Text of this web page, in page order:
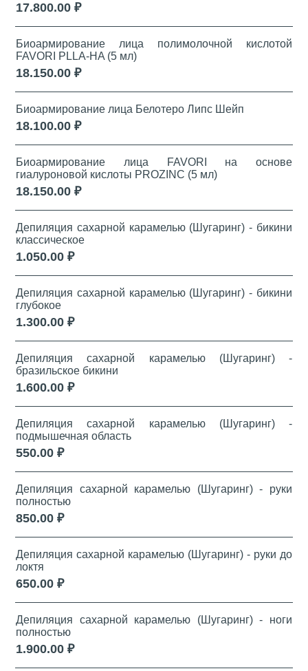
17.800.00 ₽
Биоармирование лица полимолочной кислотой
FAVORI PLLA-HA (5 мл)
18.150.00 ₽
Биоармирование лица Белотеро Липс Шейп
18.100.00 ₽
Биоармирование лица FAVORI на основе
гиалуроновой кислоты PROZINC (5 мл)
18.150.00 ₽
Депиляция сахарной карамелью (Шугаринг) - бикини
классическое
1.050.00 ₽
Депиляция сахарной карамелью (Шугаринг) - бикини
глубокое
1.300.00 ₽
Депиляция сахарной карамелью (Шугаринг) -
бразильское бикини
1.600.00 ₽
Депиляция сахарной карамелью (Шугаринг) -
подмышечная область
550.00 ₽
Депиляция сахарной карамелью (Шугаринг) - руки
полностью
850.00 ₽
Депиляция сахарной карамелью (Шугаринг) - руки до
локтя
650.00 ₽
Депиляция сахарной карамелью (Шугаринг) - ноги
полностью
1.900.00 ₽